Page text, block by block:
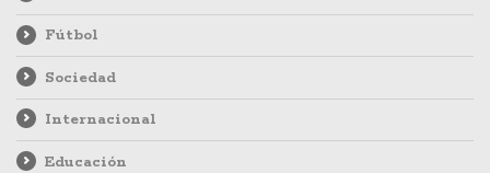
Fútbol
Sociedad
Internacional
Educación